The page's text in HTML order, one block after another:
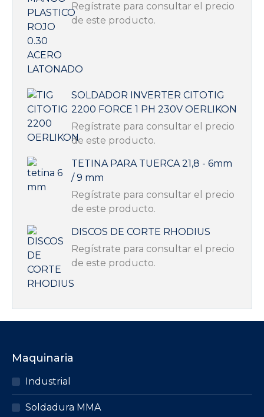
pueden
producto
Regístrate para consultar el precio
de este producto.
SOLDADOR INVERTER CITOTIG
2200 FORCE 1 PH 230V OERLIKON
Regístrate para consultar el precio
de este producto.
TETINA PARA TUERCA 21,8 - 6mm
/ 9 mm
Regístrate para consultar el precio
de este producto.
DISCOS DE CORTE RHODIUS
Regístrate para consultar el precio
de este producto.
Maquinaria
Industrial
Soldadura MMA